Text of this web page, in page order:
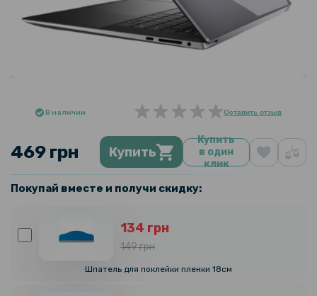
В наличии Оставить отзыв
469 грн Купить
Купить
в один
клик
Покупай вместе и получи скидку:
134 грн
149 грн
Шпатель для поклейки пленки 18см